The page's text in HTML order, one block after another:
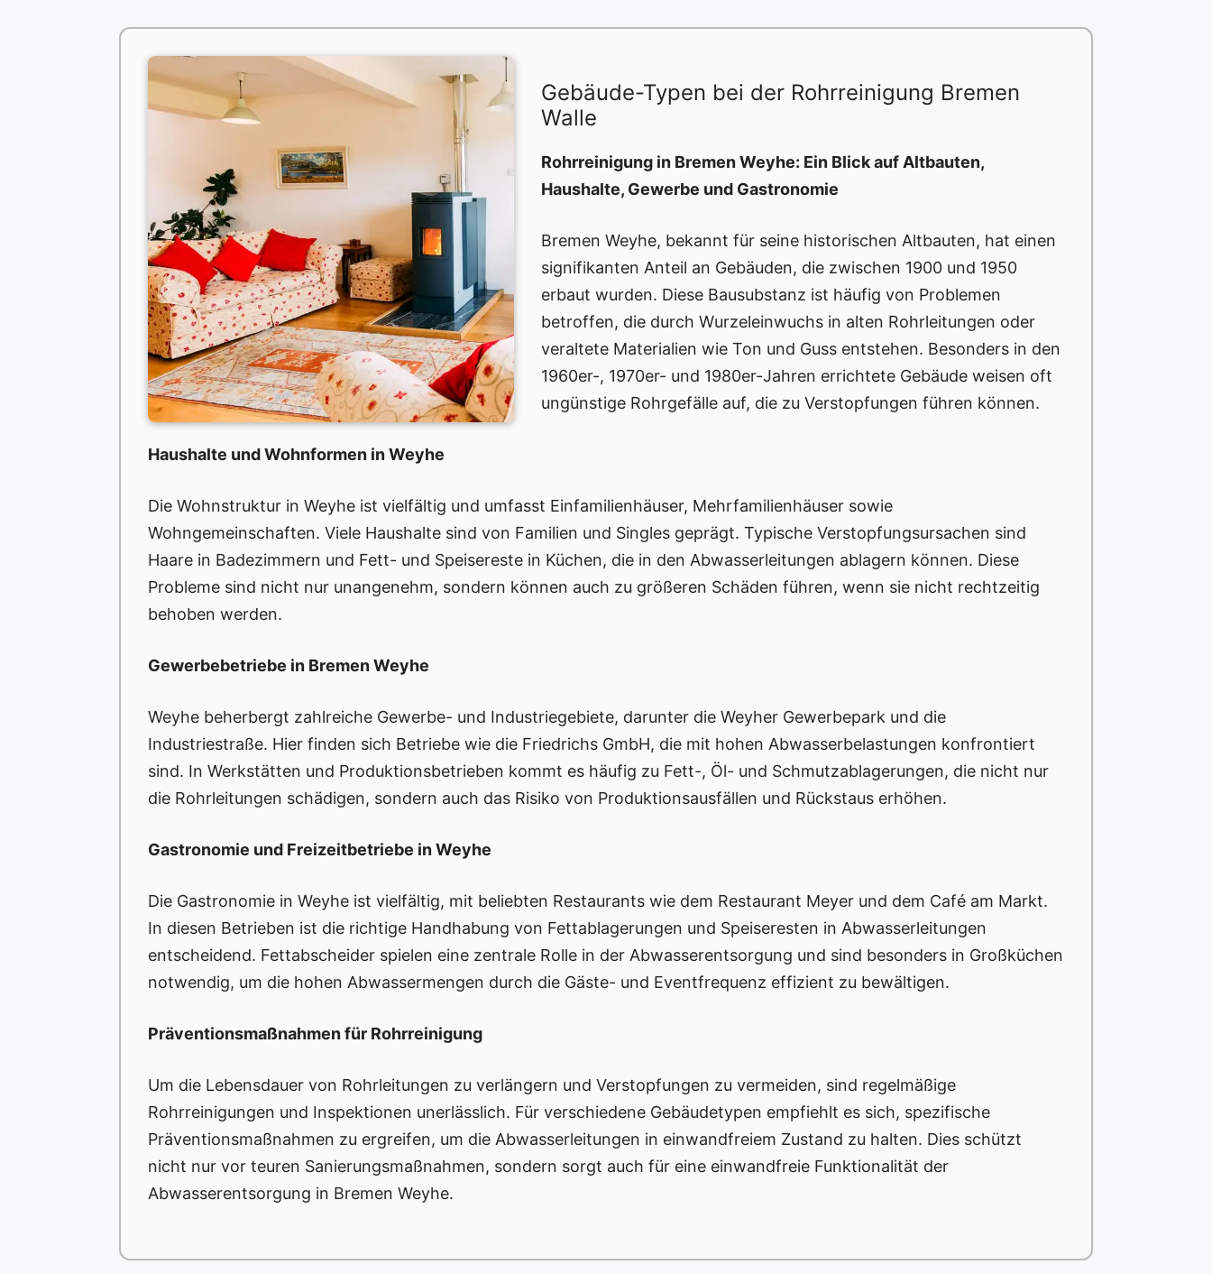
Gebäude-Typen bei der Rohrreinigung Bremen
Walle
Rohrreinigung in Bremen Weyhe: Ein Blick auf Altbauten,
Haushalte, Gewerbe und Gastronomie
Bremen Weyhe, bekannt für seine historischen Altbauten, hat einen
signifikanten Anteil an Gebäuden, die zwischen 1900 und 1950
erbaut wurden. Diese Bausubstanz ist häufig von Problemen
betroffen, die durch Wurzeleinwuchs in alten Rohrleitungen oder
veraltete Materialien wie Ton und Guss entstehen. Besonders in den
1960er-, 1970er- und 1980er-Jahren errichtete Gebäude weisen oft
ungünstige Rohrgefälle auf, die zu Verstopfungen führen können.
Haushalte und Wohnformen in Weyhe
Die Wohnstruktur in Weyhe ist vielfältig und umfasst Einfamilienhäuser, Mehrfamilienhäuser sowie
Wohngemeinschaften. Viele Haushalte sind von Familien und Singles geprägt. Typische Verstopfungsursachen sind
Haare in Badezimmern und Fett- und Speisereste in Küchen, die in den Abwasserleitungen ablagern können. Diese
Probleme sind nicht nur unangenehm, sondern können auch zu größeren Schäden führen, wenn sie nicht rechtzeitig
behoben werden.
Gewerbebetriebe in Bremen Weyhe
Weyhe beherbergt zahlreiche Gewerbe- und Industriegebiete, darunter die Weyher Gewerbepark und die
Industriestraße. Hier finden sich Betriebe wie die Friedrichs GmbH, die mit hohen Abwasserbelastungen konfrontiert
sind. In Werkstätten und Produktionsbetrieben kommt es häufig zu Fett-, Öl- und Schmutzablagerungen, die nicht nur
die Rohrleitungen schädigen, sondern auch das Risiko von Produktionsausfällen und Rückstaus erhöhen.
Gastronomie und Freizeitbetriebe in Weyhe
Die Gastronomie in Weyhe ist vielfältig, mit beliebten Restaurants wie dem Restaurant Meyer und dem Café am Markt.
In diesen Betrieben ist die richtige Handhabung von Fettablagerungen und Speiseresten in Abwasserleitungen
entscheidend. Fettabscheider spielen eine zentrale Rolle in der Abwasserentsorgung und sind besonders in Großküchen
notwendig, um die hohen Abwassermengen durch die Gäste- und Eventfrequenz effizient zu bewältigen.
Präventionsmaßnahmen für Rohrreinigung
Um die Lebensdauer von Rohrleitungen zu verlängern und Verstopfungen zu vermeiden, sind regelmäßige
Rohrreinigungen und Inspektionen unerlässlich. Für verschiedene Gebäudetypen empfiehlt es sich, spezifische
Präventionsmaßnahmen zu ergreifen, um die Abwasserleitungen in einwandfreiem Zustand zu halten. Dies schützt
nicht nur vor teuren Sanierungsmaßnahmen, sondern sorgt auch für eine einwandfreie Funktionalität der
Abwasserentsorgung in Bremen Weyhe.